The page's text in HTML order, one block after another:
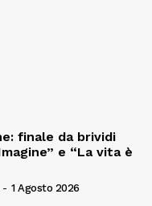
finale da brividi
e “La vita è
- 1 Agosto 2026